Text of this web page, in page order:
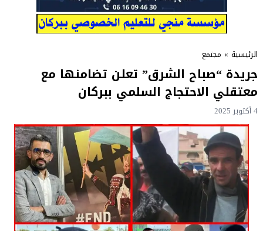
الرئيسية » مجتمع
جريدة “صباح الشرق” تعلن تضامنها مع
معتقلي الاحتجاج السلمي ببركان
4 أكتوبر 2025